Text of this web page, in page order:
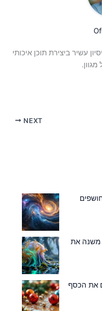
ניסיון עשיר ביצירת תוכן איכותי
NEXT
משנה את
את הכסף